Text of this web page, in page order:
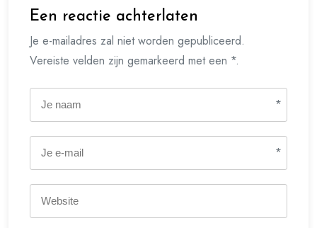
Een reactie achterlaten
Je e-mailadres zal niet worden gepubliceerd.
Vereiste velden zijn gemarkeerd met een *.
*
*